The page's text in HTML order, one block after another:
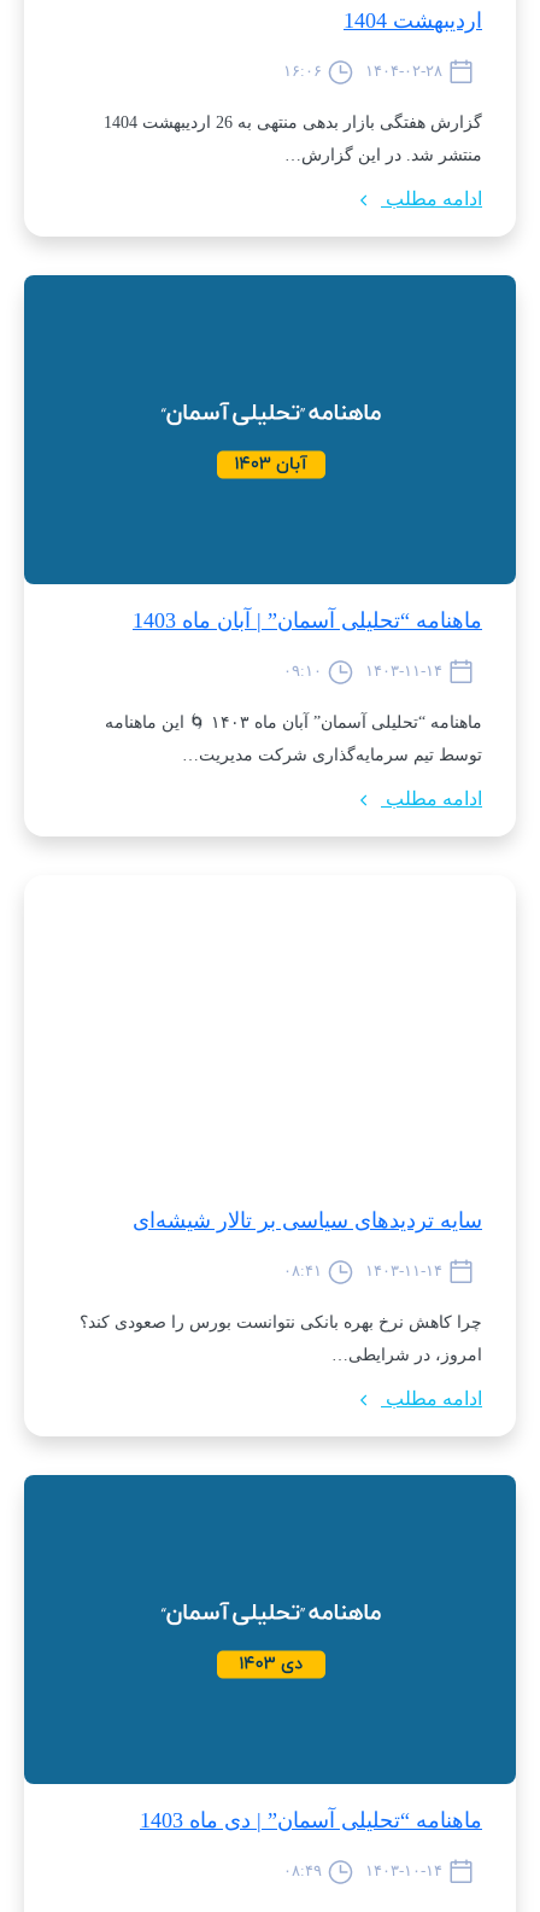
اردیبهشت 1404
گزارش هفتگی بازار بدهی منتهی به 26 اردیبهشت 1404
منتشر شد. در این گزارش…
ادامه مطلب
ماهنامه “تحلیلی آسمان” | آبان ماه 1403
ماهنامه “تحلیلی آسمان” آبان ماه ۱۴۰۳ 🌀 این ماهنامه
توسط تیم سرمایه‌گذاری شرکت مدیریت…
ادامه مطلب
سایه تردیدهای سیاسی بر تالار شیشه‌ای
چرا کاهش نرخ بهره بانکی نتوانست بورس را صعودی کند؟
امروز، در شرایطی…
ادامه مطلب
ماهنامه “تحلیلی آسمان” | دی ماه 1403